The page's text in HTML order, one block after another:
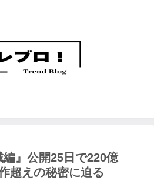
編』公開25日で220億
超えの秘密に迫る